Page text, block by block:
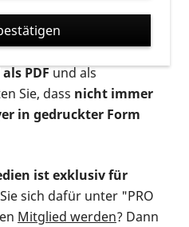
und Broschüren werden in
zur
als gedruckte Variante
PDFund als
Sie, dass nicht immer
in gedruckter Form
ist exklusiv für
sich dafür unter "PRO
Mitglied werden? Dann